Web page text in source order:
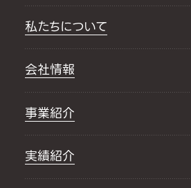
私たちについて
会社情報
事業紹介
実績紹介